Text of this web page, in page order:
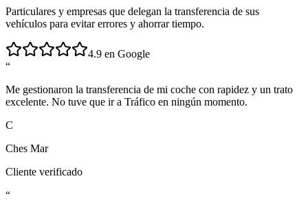
Particulares y empresas que delegan la transferencia de sus
vehículos para evitar errores y ahorrar tiempo.
4.9 en Google
“
Me gestionaron la transferencia de mi coche con rapidez y un trato
excelente. No tuve que ir a Tráfico en ningún momento.
C
Ches Mar
Cliente verificado
“